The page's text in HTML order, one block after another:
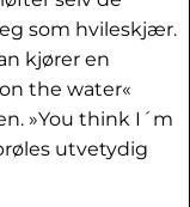
som hvileskjær.
kjører en
the water«
»You think I´m
utvetydig